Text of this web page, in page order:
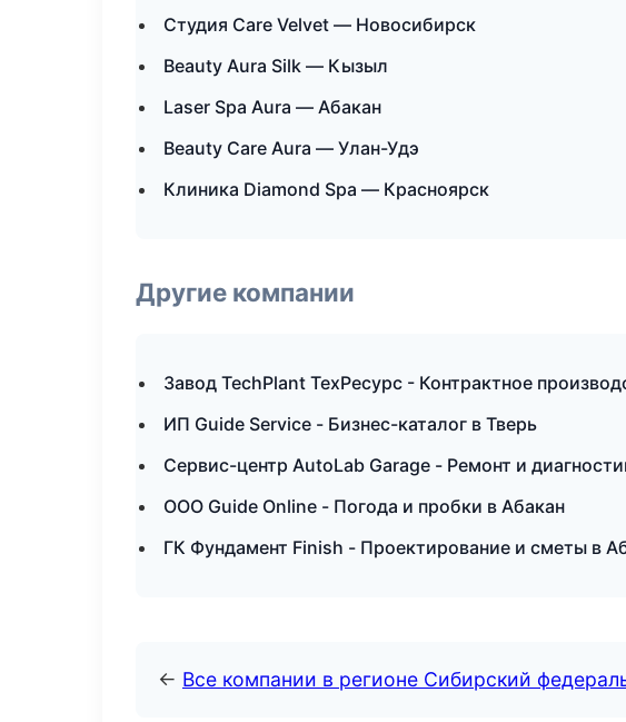
Студия Care Velvet — Новосибирск
Beauty Aura Silk — Кызыл
Laser Spa Aura — Абакан
Beauty Care Aura — Улан-Удэ
Клиника Diamond Spa — Красноярск
Другие компании
Завод TechPlant ТехРесурс - Контрактное
ИП Guide Service - Бизнес-каталог в Тверь
Сервис-центр AutoLab Garage - Ремонт и
ООО Guide Online - Погода и пробки в Абакан
ГК Фундамент Finish - Проектирование и сметы в
← Все компании в регионе Сибирский